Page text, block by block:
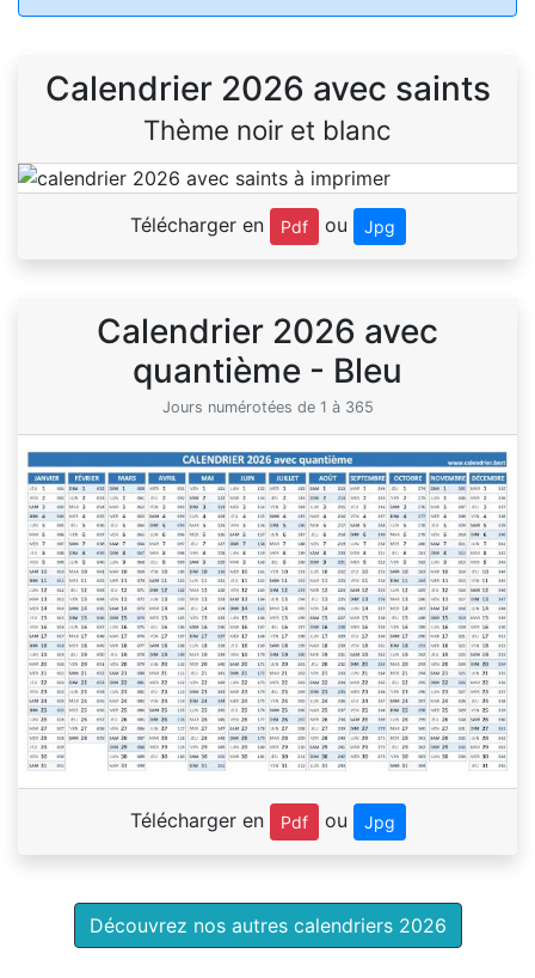
Calendrier 2026 avec saints
Thème noir et blanc
Télécharger en Pdf ou Jpg
Calendrier 2026 avec
quantième - Bleu
Jours numérotées de 1 à 365
Télécharger en Pdf ou Jpg
Découvrez nos autres calendriers 2026